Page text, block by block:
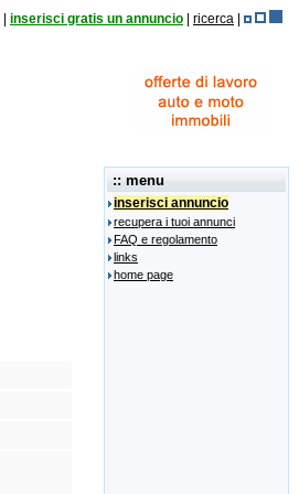
inserisci gratis un annuncio ricerca
:: menu
inserisci annuncio
recupera i tuoi annunci
FAQ e regolamento
links
home page